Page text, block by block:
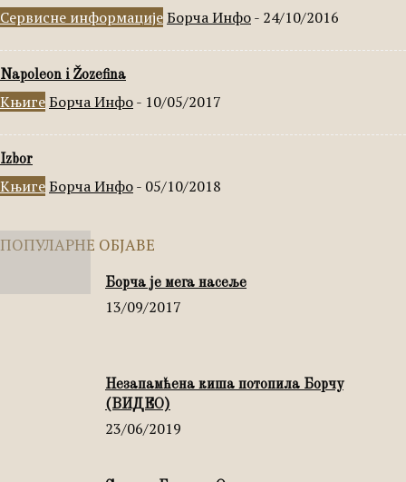
Сервисне информацијеБорча Инфо- 24/10/2016
Napoleon i Žozefina
КњигеБорча Инфо- 10/05/2017
Izbor
КњигеБорча Инфо- 05/10/2018
ПОПУЛАРНЕ ОБЈАВЕ
Борча је мега насеље
13/09/2017
Незапамћена киша потопила Борчу
(ВИДЕО)
23/06/2019